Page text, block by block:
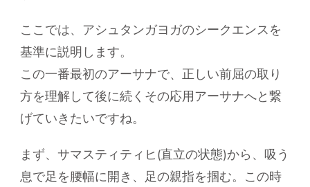
ここでは、アシュタンガヨガのシークエンスを
基準に説明します。
この一番最初のアーサナで、正しい前屈の取り
方を理解して後に続くその応用アーサナへと繋
げていきたいですね。
まず、サマスティティヒ(直立の状態)から、吸う
息で足を腰幅に開き、足の親指を掴む。この時